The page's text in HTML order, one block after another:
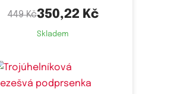
449 Kč350,22 Kč
Skladem